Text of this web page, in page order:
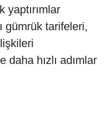
yaptırımlar
gümrük tarifeleri,
hızlı adımlar